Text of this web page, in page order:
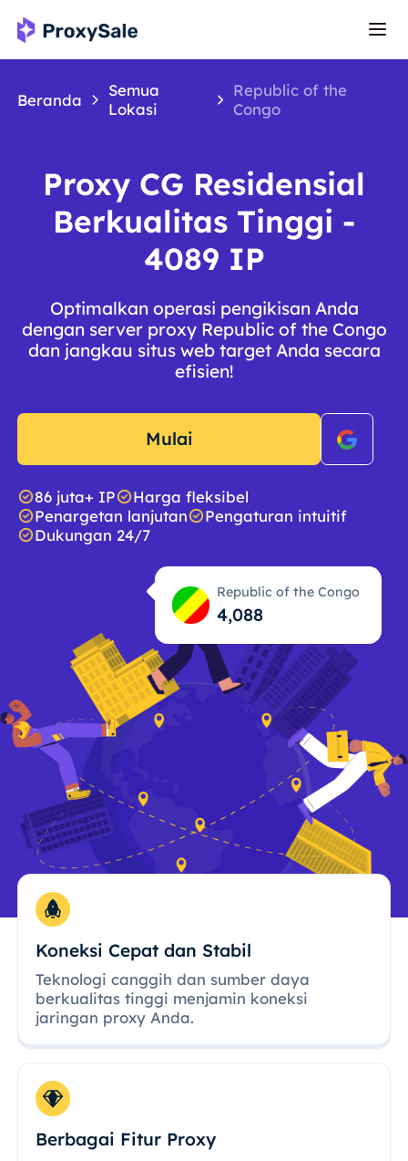
Beranda
Semua
Lokasi
Republic of the
Congo
Proxy CG Residensial
Berkualitas Tinggi -
4089 IP
Optimalkan operasi pengikisan Anda
dengan server proxy Republic of the Congo
dan jangkau situs web target Anda secara
efisien!
Mulai
86 juta+ IP
Harga fleksibel
Penargetan lanjutan
Pengaturan intuitif
Dukungan 24/7
Republic of the Congo
4,089
Koneksi Cepat dan Stabil
Teknologi canggih dan sumber daya
berkualitas tinggi menjamin koneksi
jaringan proxy Anda.
Berbagai Fitur Proxy